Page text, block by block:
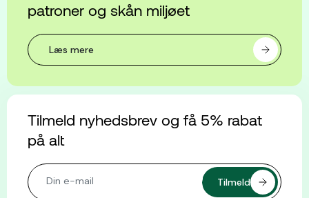
patroner og skån miljøet
Læs mere
Tilmeld nyhedsbrev og få 5% rabat
på alt